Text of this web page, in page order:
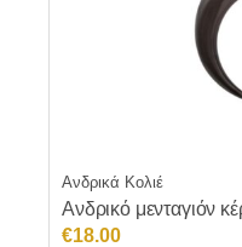
Ανδρικά Κολιέ
Ανδρικό μενταγιόν
€18.00